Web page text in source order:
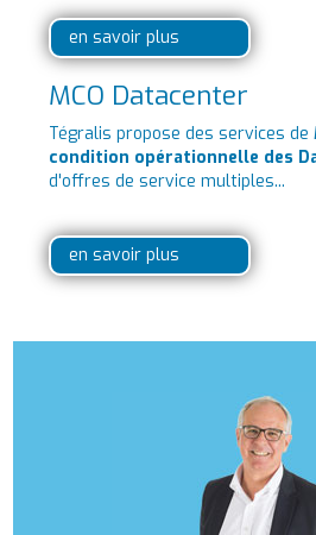
en savoir plus
MCO Datacenter
Tégralis propose des services de
condition opérationnelle des
d'offres de service multiples...
en savoir plus